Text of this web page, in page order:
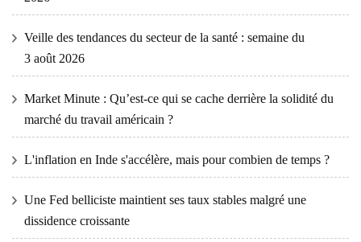
Veille des tendances du secteur de la santé : semaine du
3 août 2026
Market Minute : Qu’est-ce qui se cache derrière la solidité du
marché du travail américain ?
L'inflation en Inde s'accélère, mais pour combien de temps ?
Une Fed belliciste maintient ses taux stables malgré une
dissidence croissante